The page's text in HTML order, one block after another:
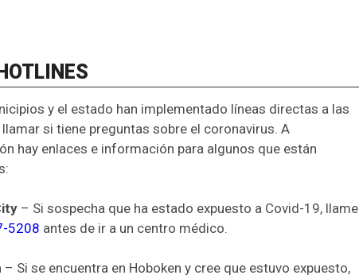
y el estado han implementado líneas directas a las
llamar si tiene preguntas sobre el coronavirus. A
hay enlaces e información para algunos que están
– Si sospecha que ha estado expuesto a Covid-19, llame
5208 antes de ir a un centro médico.
– Si se encuentra en Hoboken y cree que estuvo expuesto,